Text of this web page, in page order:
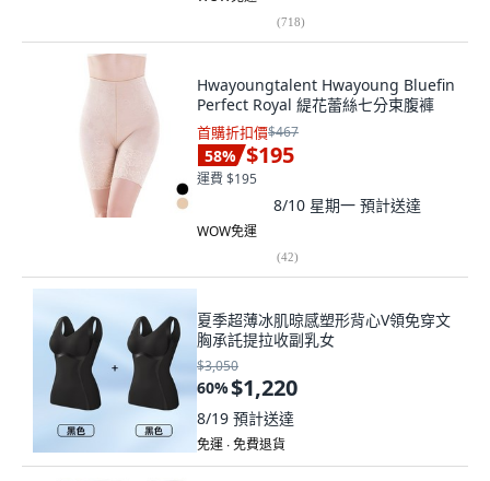
(718)
Hwayoungtalent Hwayoung Bluefin
Perfect Royal 緹花蕾絲七分束腹褲
首購折扣價$467
58% $195
運費 $195
8/10 星期一 預計送達
WOW免運
(42)
夏季超薄冰肌晾感塑形背心V領免穿文
胸承託提拉收副乳女
$3,050
60%$1,220
8/19 預計送達
免運 ∙ 免費退貨